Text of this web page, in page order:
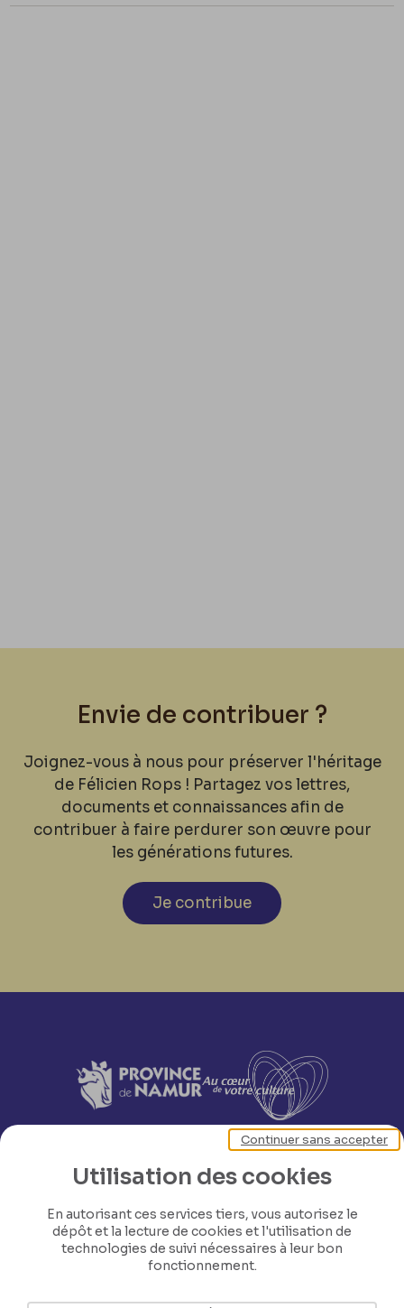
Envie de contribuer ?
Joignez-vous à nous pour préserver l'héritage
de Félicien Rops ! Partagez vos lettres,
documents et connaissances afin de
contribuer à faire perdurer son œuvre pour
les générations futures.
Je contribue
Utilisation des cookies
En autorisant ces services tiers, vous autorisez le
dépôt et la lecture de cookies et l'utilisation de
technologies de suivi nécessaires à leur bon
fonctionnement.
Continuer sans accepter